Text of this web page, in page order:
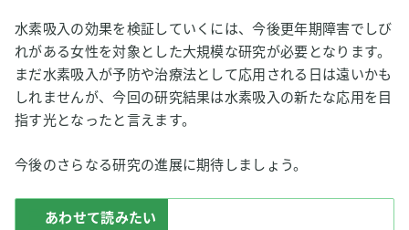
水素吸入の効果を検証していくには、今後更年期障害でしび
れがある女性を対象とした大規模な研究が必要となります。
まだ水素吸入が予防や治療法として応用される日は遠いかも
しれませんが、今回の研究結果は水素吸入の新たな応用を目
指す光となったと言えます。
今後のさらなる研究の進展に期待しましょう。
あわせて読みたい